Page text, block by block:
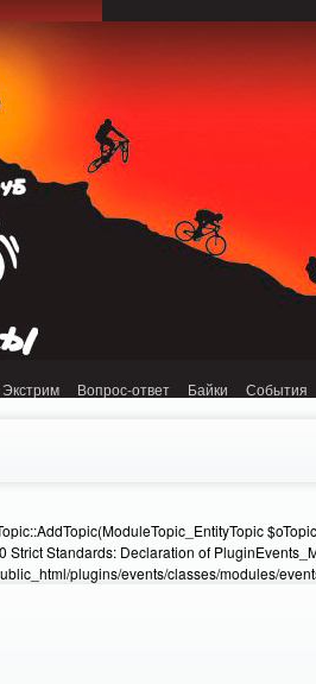
Экстрим Вопрос-ответ Байки События
Standards: Declaration of
plugins/events/classes/modules/